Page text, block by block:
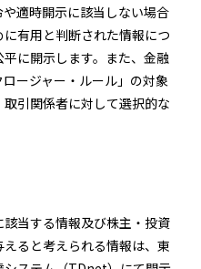
適時開示に該当しない場合
有用と判断された情報につ
に開示します。また、金融
ージャー・ルール」の対象
引関係者に対して選択的な
当する情報及び株主・投資
ると考えられる情報は、東